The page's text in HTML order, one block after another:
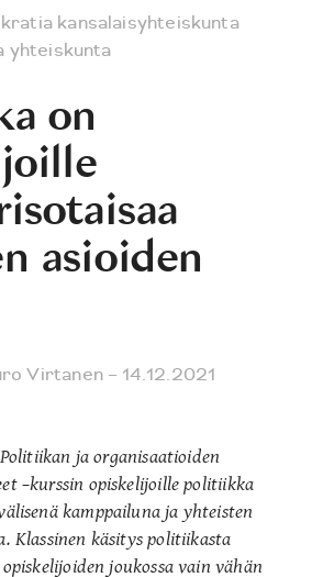
kansalaisyhteiskunta
yhteiskunta
on
asioiden
Virtanen– 14.12.2021
ja organisaatioiden
–kurssin opiskelijoille politiikka
kamppailuna ja yhteisten
Klassinen käsitys politiikasta
joukossa vain vähän